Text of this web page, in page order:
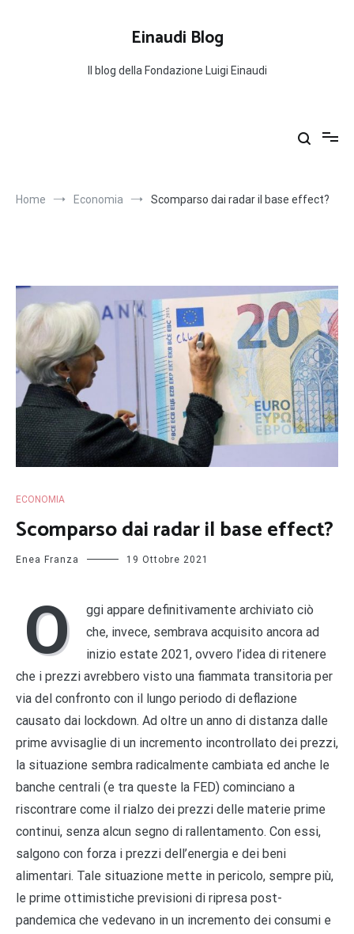
Einaudi Blog
Il blog della Fondazione Luigi Einaudi
Home Economia Scomparso dai radar il base effect?
ECONOMIA
Scomparso dai radar il base effect?
Enea Franza 19 Ottobre 2021
O
ggi appare definitivamente archiviato ciò
che, invece, sembrava acquisito ancora ad
inizio estate 2021, ovvero l’idea di ritenere
che i prezzi avrebbero visto una fiammata transitoria per
via del confronto con il lungo periodo di deflazione
causato dai lockdown. Ad oltre un anno di distanza dalle
prime avvisaglie di un incremento incontrollato dei prezzi,
la situazione sembra radicalmente cambiata ed anche le
banche centrali (e tra queste la FED) cominciano a
riscontrare come il rialzo dei prezzi delle materie prime
continui, senza alcun segno di rallentamento. Con essi,
salgono con forza i prezzi dell’energia e dei beni
alimentari. Tale situazione mette in pericolo, sempre più,
le prime ottimistiche previsioni di ripresa post-
pandemica che vedevano in un incremento dei consumi e